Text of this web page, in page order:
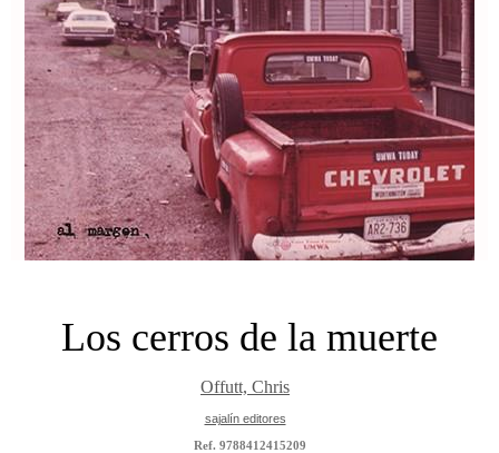
Los cerros de la muerte
Offutt, Chris
sajalín editores
Ref. 9788412415209